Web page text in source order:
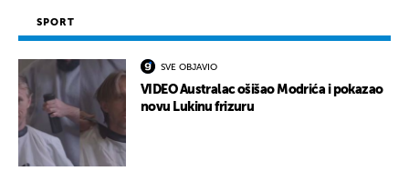
SPORT
SVE OBJAVIO
VIDEO Australac ošišao Modrića i pokazao
novu Lukinu frizuru